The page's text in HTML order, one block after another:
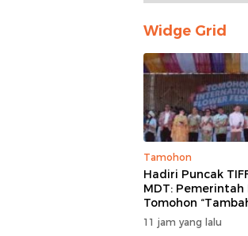
Widge Grid
Tamohon
Hadiri Puncak
MDT: Pemerintah
Tomohon
Mantap”, Usai
Bunga Berbagi
11 jam yang lalu